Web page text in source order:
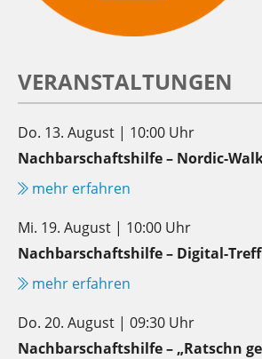
VERANSTALTUNGEN
Do. 13. August | 10:00 Uhr
Nachbarschaftshilfe – Nordic-
mehr erfahren
Mi. 19. August | 10:00 Uhr
Nachbarschaftshilfe – Digital-Treff
mehr erfahren
Do. 20. August | 09:30 Uhr
Nachbarschaftshilfe – „Ratschn